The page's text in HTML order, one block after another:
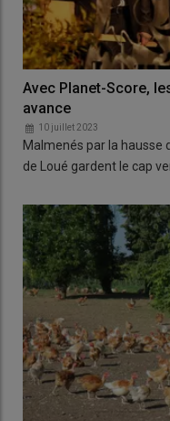
Avec Planet-Score,
avance
10 juillet 2023
Malmenés par la hausse
de Loué gardent le cap